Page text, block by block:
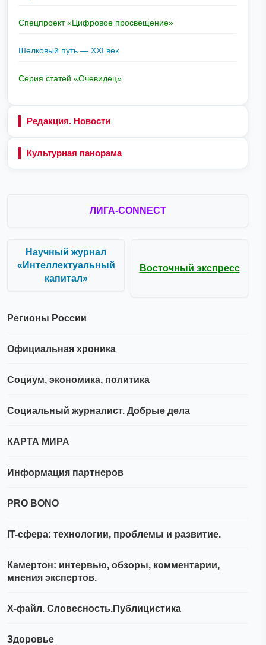
Спецпроект «Цифровое просвещение»
Шелковый путь — XXI век
Серия статей «Очевидец»
Редакция. Новости
Культурная панорама
ЛИГА-CONNECT
Научный журнал
«Интеллектуальный
капитал»
Восточный экспресс
Регионы России
Официальная хроника
Социум, экономика, политика
Социальный журналист. Добрые дела
КАРТА МИРА
Информация партнеров
PRO BONO
IT-сфера: технологии, проблемы и развитие.
Камертон: интервью, обзоры, комментарии,
мнения экспертов.
Х-файл. Словесность.Публицистика
Здоровье